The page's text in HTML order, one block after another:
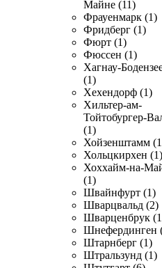
Майне (11)
Фрауенмарк (1)
Фридберг (1)
Фюрт (1)
Фюссен (1)
Хагнау-
(1)
Хехендорф (1)
Хильтер-ам-
Тойтобургер-
(1)
Хойзенштамм
Хольцкирхен (1)
Хоххайм-на-
(1)
Швайнфурт (1)
Шварцвальд (2)
Шварценбрук
Шнефердинген
Штарнберг (1)
Штральзунд (1)